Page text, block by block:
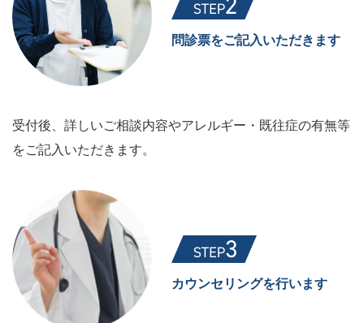
問診票をご記入いただきます
受付後、詳しいご相談内容やアレルギー・既往症の有無等
をご記入いただきます。
カウンセリングを行います